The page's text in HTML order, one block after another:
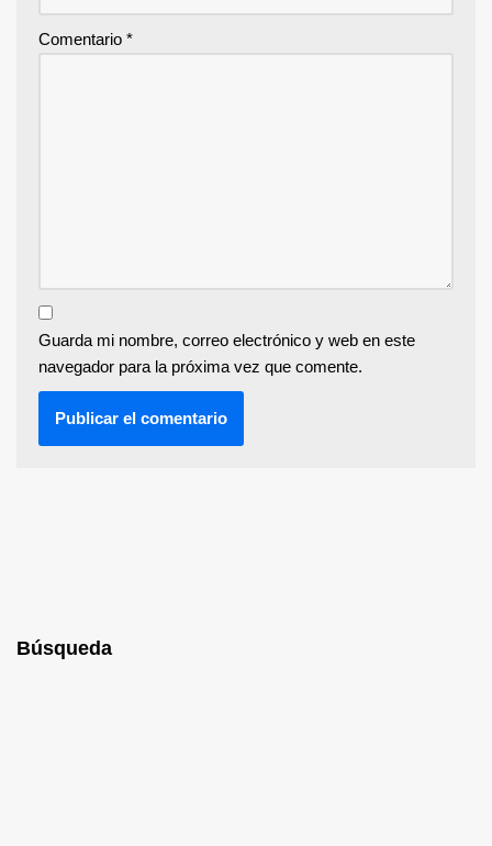
Comentario *
Guarda mi nombre, correo electrónico y web en este
navegador para la próxima vez que comente.
Búsqueda